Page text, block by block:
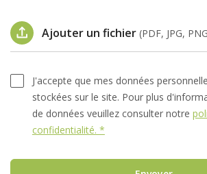
Ajouter un fichier (PDF, JPG,
J'accepte que mes données
stockées sur le site. Pour plus
de données veuillez consulter notre
confidentialité. *